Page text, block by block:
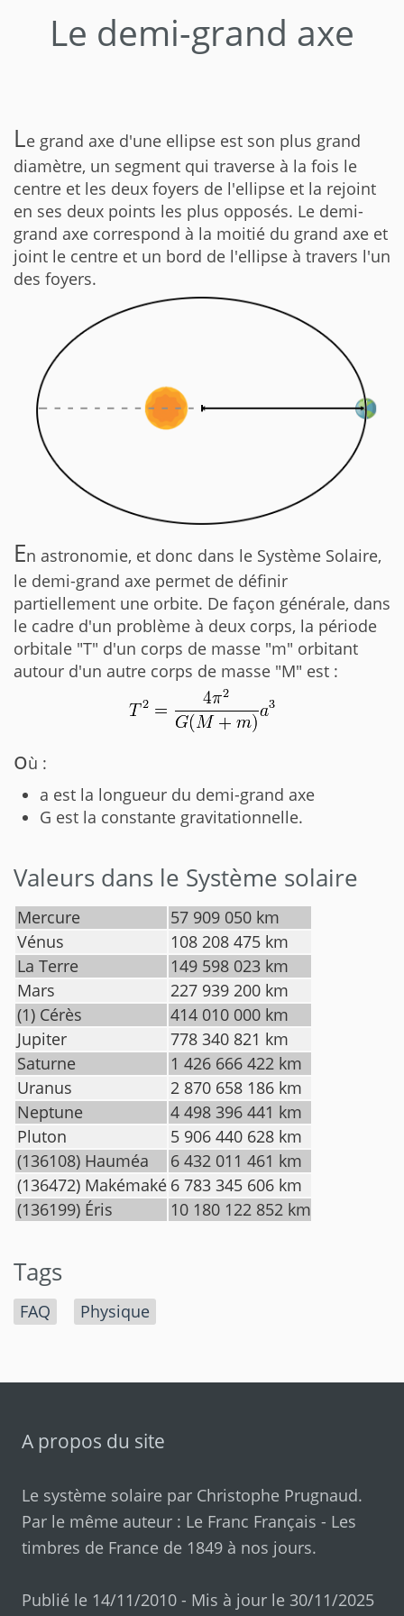
Le demi-grand axe
Le grand axe d'une ellipse est son plus grand
diamètre, un segment qui traverse à la fois le
centre et les deux foyers de l'ellipse et la rejoint
en ses deux points les plus opposés. Le demi-
grand axe correspond à la moitié du grand axe et
joint le centre et un bord de l'ellipse à travers l'un
des foyers.
En astronomie, et donc dans le Système Solaire,
le demi-grand axe permet de définir
partiellement une orbite. De façon générale, dans
le cadre d'un problème à deux corps, la période
orbitale "T" d'un corps de masse "m" orbitant
autour d'un autre corps de masse "M" est :
où :
a est la longueur du demi-grand axe
G est la constante gravitationnelle.
Valeurs dans le Système solaire
Mercure
57 909 050 km
Vénus
108 208 475 km
La Terre
149 598 023 km
Mars
227 939 200 km
(1) Cérès
414 010 000 km
Jupiter
778 340 821 km
Saturne
1 426 666 422 km
Uranus
2 870 658 186 km
Neptune
4 498 396 441 km
Pluton
5 906 440 628 km
(136108) Hauméa
6 432 011 461 km
(136472) Makémaké 6 783 345 606 km
(136199) Éris
10 180 122 852 km
Tags
FAQ Physique
A propos du site
Le système solaire par Christophe Prugnaud.
Par le même auteur : Le Franc Français - Les
timbres de France de 1849 à nos jours.
Publié le 14/11/2010 - Mis à jour le 30/11/2025